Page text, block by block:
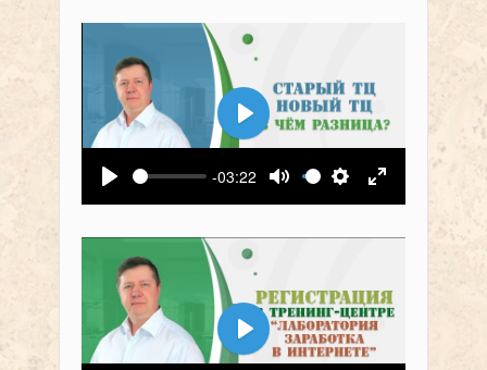
Воспроизвести
-03:22
Выключить звук
Настройки
На весь
Воспроизвести
Воспроизвести